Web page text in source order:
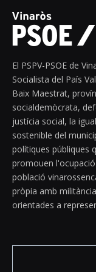
El PSPV-PSOE de
Socialista del País
Baix Maestrat,
socialdemòcrata,
justícia social, la
sostenible del
polítiques públiques
promouen
població
pròpia amb
orientades a